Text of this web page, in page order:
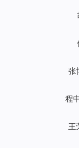
张
王